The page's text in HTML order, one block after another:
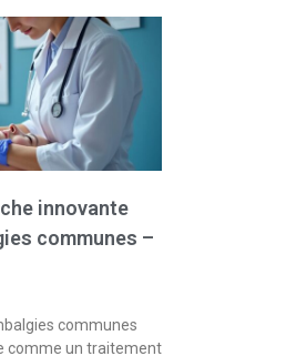
innovante
communes –
communes
comme un traitement